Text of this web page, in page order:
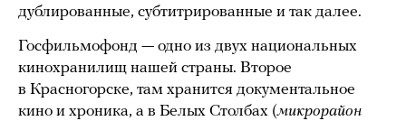
дублированные, субтитрированные и так далее.
Госфильмофонд — одно из двух национальных
кинохранилищ нашей страны. Второе
в Красногорске, там хранится документальное
кино и хроника, а в Белых Столбах (микрорайон